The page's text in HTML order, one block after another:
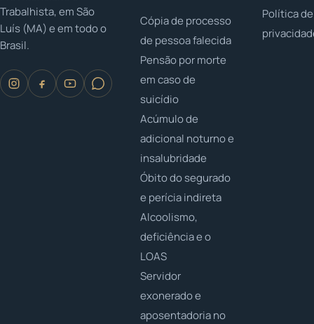
Trabalhista, em São
Luís (MA) e em todo o
Brasil.
Cópia de processo
de pessoa falecida
Pensão por morte
em caso de
suicídio
Acúmulo de
adicional noturno e
insalubridade
Óbito do segurado
e perícia indireta
Alcoolismo,
deficiência e o
LOAS
Servidor
exonerado e
aposentadoria no
Política de